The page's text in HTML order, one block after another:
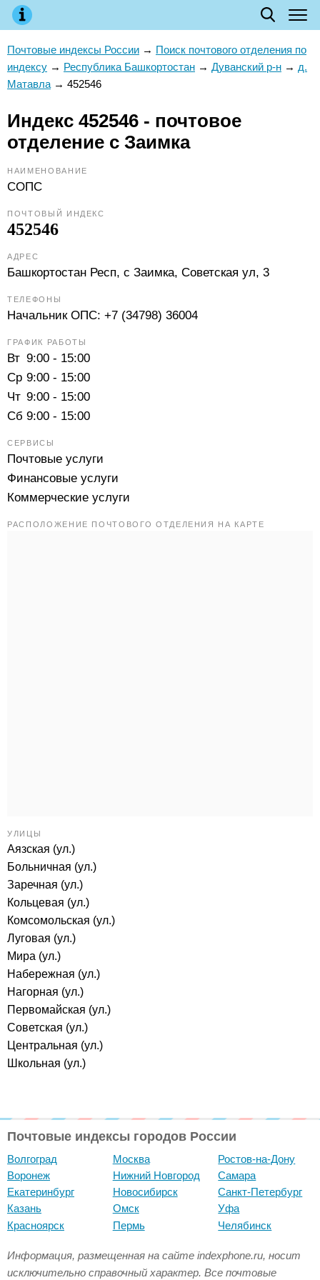
Почтовые индексы России → Поиск почтового отделения по
индексу → Республика Башкортостан → Дуванский р-н → д.
Матавла → 452546
Индекс 452546 - почтовое
отделение с Заимка
НАИМЕНОВАНИЕ
СОПС
ПОЧТОВЫЙ ИНДЕКС
452546
АДРЕС
Башкортостан Респ, с Заимка, Советская ул, 3
ТЕЛЕФОНЫ
Начальник ОПС: +7 (34798) 36004
ГРАФИК РАБОТЫ
Вт 9:00 - 15:00
Ср 9:00 - 15:00
Чт 9:00 - 15:00
Сб 9:00 - 15:00
СЕРВИСЫ
Почтовые услуги
Финансовые услуги
Коммерческие услуги
РАСПОЛОЖЕНИЕ ПОЧТОВОГО ОТДЕЛЕНИЯ НА КАРТЕ
УЛИЦЫ
Аязская (ул.)
Больничная (ул.)
Заречная (ул.)
Кольцевая (ул.)
Комсомольская (ул.)
Луговая (ул.)
Мира (ул.)
Набережная (ул.)
Нагорная (ул.)
Первомайская (ул.)
Советская (ул.)
Центральная (ул.)
Школьная (ул.)
Почтовые индексы городов России
Волгоград
Воронеж
Екатеринбург
Казань
Красноярск
Москва
Нижний Новгород
Новосибирск
Омск
Пермь
Ростов-на-Дону
Самара
Санкт-Петербург
Уфа
Челябинск
Информация, размещенная на сайте indexphone.ru, носит
исключительно справочный характер. Все почтовые